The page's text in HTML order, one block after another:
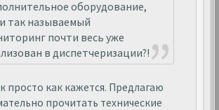
оборудование,
так называемый
почти весь уже
в диспетчеризации?!
просто как кажется. Предлагаю
прочитать технические